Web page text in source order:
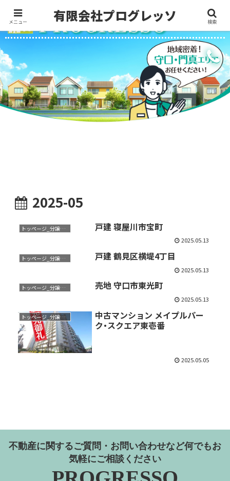
2025-05
トッページ_分譲物件 戸建 寝屋川市宝町
2025.05.13
トッページ_分譲物件 戸建 鶴見区横堤4丁目
2025.05.13
トッページ_分譲物件 売地 守口市東光町
2025.05.13
トッページ_分譲物件
中古マンション メイプルパー
ク・スクエア東壱番
2025.05.05
不動産に関するご質問・お問い合わせなど何でもお
気軽にご相談ください
メニュー 検索